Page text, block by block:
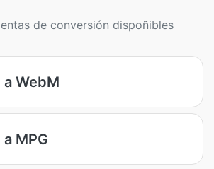
de conversión dispoñibles
a WebM
MPG